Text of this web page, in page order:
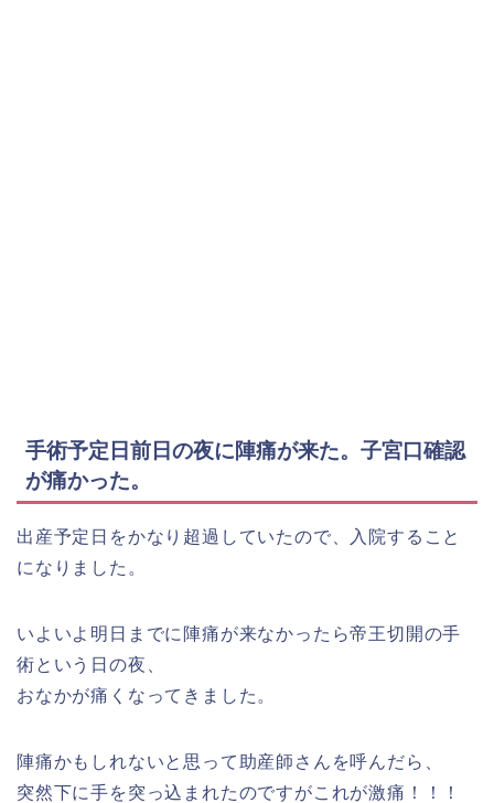
手術予定日前日の夜に陣痛が来た。子宮口確認
が痛かった。
出産予定日をかなり超過していたので、入院すること
になりました。
いよいよ明日までに陣痛が来なかったら帝王切開の手
術という日の夜、
おなかが痛くなってきました。
陣痛かもしれないと思って助産師さんを呼んだら、
突然下に手を突っ込まれたのですがこれが激痛！！！